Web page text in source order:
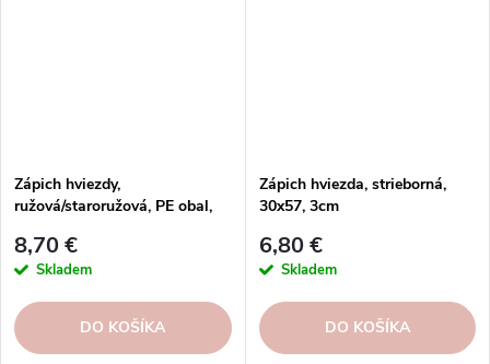
Zápich hviezdy,
ružová/staroružová, PE obal,
8,70 €
Skladem
DO KOŠÍKA
Zápich hviezda, strieborná,
30x57, 3cm
6,80 €
Skladem
DO KOŠÍKA